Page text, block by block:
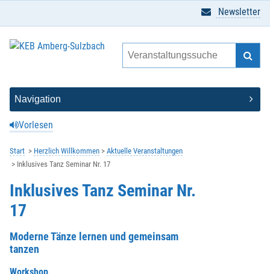
Vorlesen
Newsletter
Start Herzlich Willkommen
Aktuelle Veranstaltungen
Inklusives Tanz Seminar Nr. 17
Inklusives Tanz Seminar Nr.
17
Moderne Tänze lernen und gemeinsam
tanzen